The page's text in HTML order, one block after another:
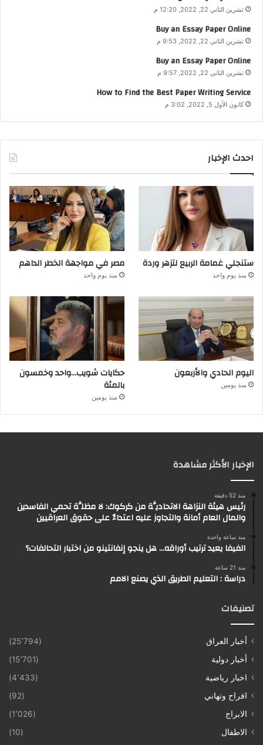
تشرين الثاني 22, 2022, 12:20 م
Buy an Essay Paper Online
تشرين الثاني 22, 2022, 9:53 م
Buy an Essay Paper Online
تشرين الثاني 22, 2022, 9:57 م
How to Find the Best Paper Writing Service
كانون الأول 5, 2022, 3:02 م
احدث الإخبار
ستنجلي غمامة الربيع لتزهر وردة
منذ يوم واحد
مصر في مواجهة الخطر الداهم
منذ يوم واحد
اليوم الحادي والأربعون
منذ يومين
حكايات شويب…واحد وخمسون
بالمئة
منذ يومين
الإخبار الأكثر مشاهدة
منذ 52 دقيقة
رئيس هيئة النزاهة الاتحاديَّة من كركوك: لا مظلَّة تحمي الفاسدين
والمال العام أمانة والتجاوز عليه اعتداءٌ على حقوق العراقيين
منذ ساعة واحدة
الفيفا يعيد ترتيب أوراقه… هل ينجو إنفانتينو من اختبار التحالفات؟
منذ 21 ساعة
دراسة : التعليم الطريق الذي يصنع الامم
تصنيفات
أخبار العراق
(25٬794)
أخبار دولية
(15٬701)
اخبار رياضية
(4٬433)
افراح وتهاني
(92)
الابراج
(1٬026)
الاطفال
(10)